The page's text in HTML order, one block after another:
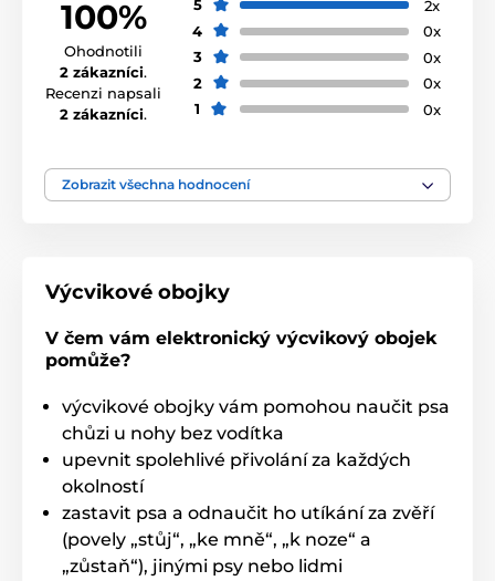
100%
Ohodnotili
2 zákazníci.
Recenzi napsali
2 zákazníci.
5
2x
4
0x
3
0x
2
0x
1
0x
Zobrazit všechna hodnocení
Výcvikové obojky
V čem vám elektronický výcvikový obojek
pomůže?
výcvikové obojky vám pomohou naučit psa
chůzi u nohy bez vodítka
upevnit spolehlivé přivolání za každých
okolností
zastavit psa a odnaučit ho utíkání za zvěří
(povely „stůj“, „ke mně“, „k noze“ a
„zůstaň“), jinými psy nebo lidmi